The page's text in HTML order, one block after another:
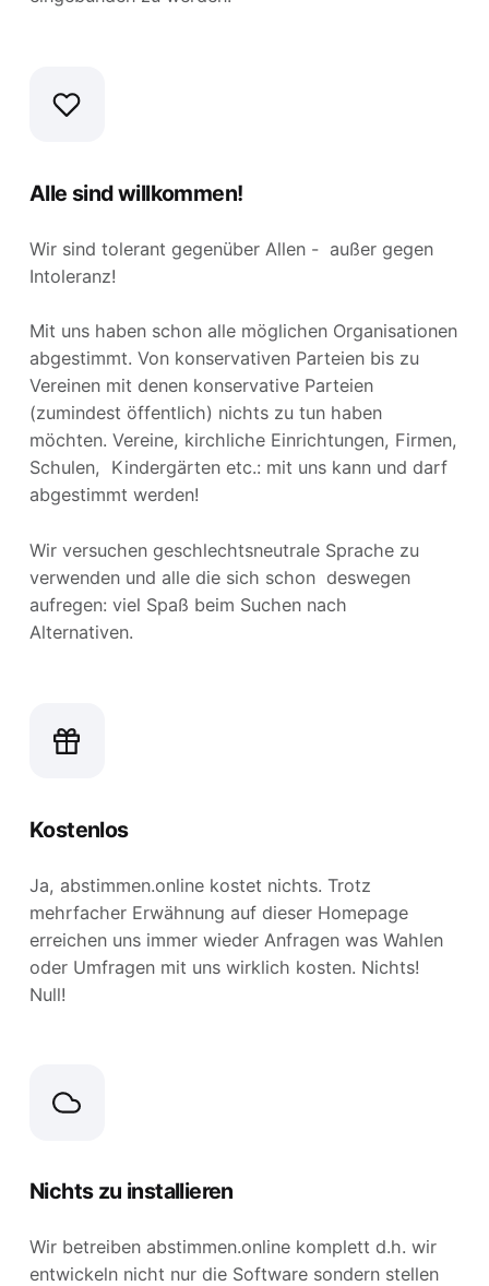
Alle sind willkommen!
Wir sind tolerant gegenüber Allen - außer gegen
Intoleranz!
Mit uns haben schon alle möglichen Organisationen
abgestimmt. Von konservativen Parteien bis zu
Vereinen mit denen konservative Parteien
(zumindest öffentlich) nichts zu tun haben
möchten. Vereine, kirchliche Einrichtungen, Firmen,
Schulen, Kindergärten etc.: mit uns kann und darf
abgestimmt werden!
Wir versuchen geschlechtsneutrale Sprache zu
verwenden und alle die sich schon deswegen
aufregen: viel Spaß beim Suchen nach
Alternativen.
Kostenlos
Ja, abstimmen.online kostet nichts. Trotz
mehrfacher Erwähnung auf dieser Homepage
erreichen uns immer wieder Anfragen was Wahlen
oder Umfragen mit uns wirklich kosten. Nichts!
Null!
Nichts zu installieren
Wir betreiben abstimmen.online komplett d.h. wir
entwickeln nicht nur die Software sondern stellen